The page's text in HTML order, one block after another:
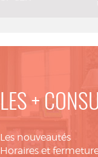
LES +
Les nouveautés
Horaires et